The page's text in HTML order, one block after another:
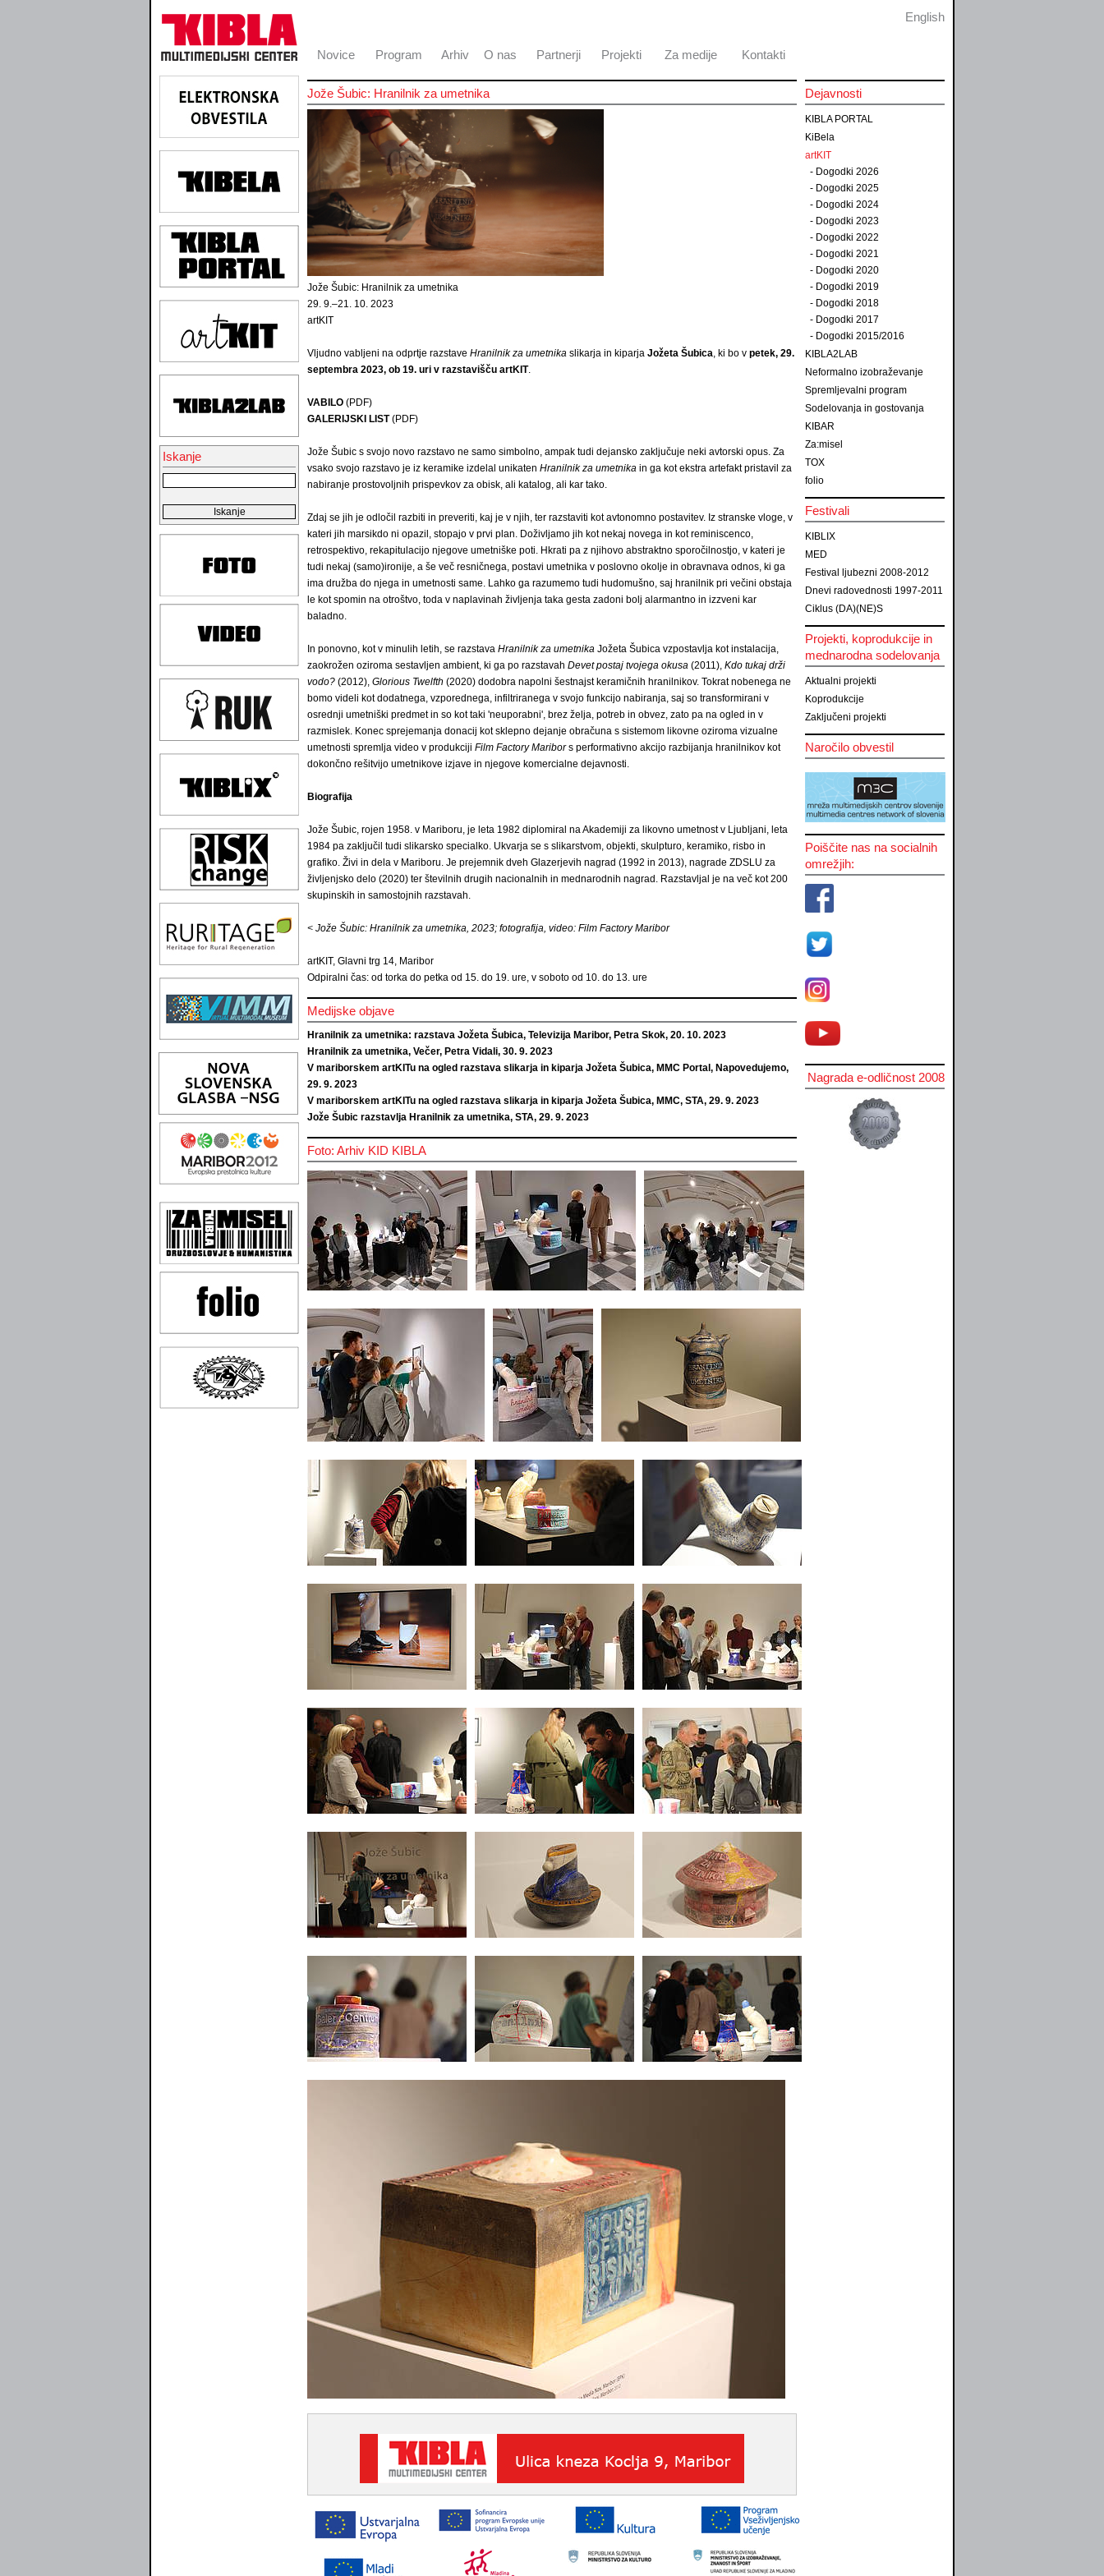
Novice Program Arhiv O nas Partnerji Projekti Za medije Kontakti
English
Iskanje
Jože Šubic: Hranilnik za umetnika
Jože Šubic: Hranilnik za umetnika
29. 9.–21. 10. 2023
artKIT
Vljudno vabljeni na odprtje razstave Hranilnik za umetnika slikarja in kiparja Jožeta Šubica, ki bo v petek, 29.
septembra 2023, ob 19. uri v razstavišču artKIT.
VABILO (PDF)
GALERIJSKI LIST(PDF)
Jože Šubic s svojo novo razstavo ne samo simbolno, ampak tudi dejansko zaključuje neki avtorski opus. Za
vsako svojo razstavo je iz keramike izdelal unikaten Hranilnik za umetnika in ga kot ekstra artefakt pristavil za
nabiranje prostovoljnih prispevkov za obisk, ali katalog, ali kar tako.
Zdaj se jih je odločil razbiti in preveriti, kaj je v njih, ter razstaviti kot avtonomno postavitev. Iz stranske vloge, v
kateri jih marsikdo ni opazil, stopajo v prvi plan. Doživljamo jih kot nekaj novega in kot reminiscenco,
retrospektivo, rekapitulacijo njegove umetniške poti. Hkrati pa z njihovo abstraktno sporočilnostjo, v kateri je
tudi nekaj (samo)ironije, a še več resničnega, postavi umetnika v poslovno okolje in obravnava odnos, ki ga
ima družba do njega in umetnosti same. Lahko ga razumemo tudi hudomušno, saj hranilnik pri večini obstaja
le kot spomin na otroštvo, toda v naplavinah življenja taka gesta zadoni bolj alarmantno in izzveni kar
baladno.
In ponovno, kot v minulih letih, se razstava Hranilnik za umetnika Jožeta Šubica vzpostavlja kot instalacija,
zaokrožen oziroma sestavljen ambient, ki ga po razstavah Devet postaj tvojega okusa (2011), Kdo tukaj drži
vodo? (2012), Glorious Twelfth (2020) dodobra napolni šestnajst keramičnih hranilnikov. Tokrat nobenega ne
bomo videli kot dodatnega, vzporednega, infiltriranega v svojo funkcijo nabiranja, saj so transformirani v
osrednji umetniški predmet in so kot taki 'neuporabni', brez želja, potreb in obvez, zato pa na ogled in v
razmislek. Konec sprejemanja donacij kot sklepno dejanje obračuna s sistemom likovne oziroma vizualne
umetnosti spremlja video v produkciji Film Factory Maribors performativno akcijo razbijanja hranilnikov kot
dokončno rešitvijo umetnikove izjave in njegove komercialne dejavnosti.
Biografija
Jože Šubic, rojen 1958. v Mariboru, je leta 1982 diplomiral na Akademiji za likovno umetnost v Ljubljani, leta
1984 pa zaključil tudi slikarsko specialko. Ukvarja se s slikarstvom, objekti, skulpturo, keramiko, risbo in
grafiko. Živi in dela v Mariboru. Je prejemnik dveh Glazerjevih nagrad (1992 in 2013), nagrade ZDSLU za
življenjsko delo (2020) ter številnih drugih nacionalnih in mednarodnih nagrad. Razstavljal je na več kot 200
skupinskih in samostojnih razstavah.
< Jože Šubic: Hranilnik za umetnika, 2023; fotografija, video: Film Factory Maribor
artKIT, Glavni trg 14, Maribor
Odpiralni čas: od torka do petka od 15. do 19. ure, v soboto od 10. do 13. ure
Medijske objave
Hranilnik za umetnika: razstava Jožeta Šubica, Televizija Maribor, Petra Skok, 20. 10. 2023
Hranilnik za umetnika, Večer, Petra Vidali, 30. 9. 2023
V mariborskem artKITu na ogled razstava slikarja in kiparja Jožeta Šubica, MMC Portal, Napovedujemo,
29. 9. 2023
V mariborskem artKITu na ogled razstava slikarja in kiparja Jožeta Šubica, MMC, STA, 29. 9. 2023
Jože Šubic razstavlja Hranilnik za umetnika, STA, 29. 9. 2023
Foto: Arhiv KID KIBLA
Dejavnosti
KIBLA PORTAL
KiBela
artKIT
- Dogodki 2026
- Dogodki 2025
- Dogodki 2024
- Dogodki 2023
- Dogodki 2022
- Dogodki 2021
- Dogodki 2020
- Dogodki 2019
- Dogodki 2018
- Dogodki 2017
- Dogodki 2015/2016
KIBLA2LAB
Neformalno izobraževanje
Spremljevalni program
Sodelovanja in gostovanja
KIBAR
Za:misel
TOX
folio
Festivali
KIBLIX
MED
Festival ljubezni 2008-2012
Dnevi radovednosti 1997-2011
Ciklus (DA)(NE)S
Projekti, koprodukcije in
mednarodna sodelovanja
Aktualni projekti
Koprodukcije
Zaključeni projekti
Naročilo obvestil
Poiščite nas na socialnih
omrežjih:
Nagrada e-odličnost 2008